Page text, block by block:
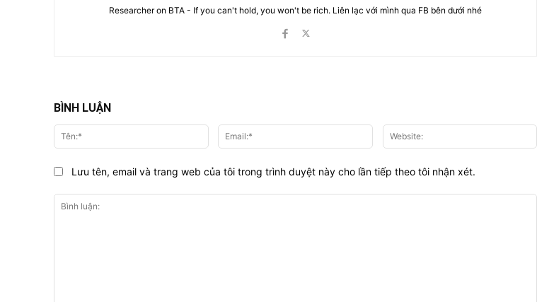
Researcher on BTA - If you can't hold, you won't be rich. Liên lạc với mình qua FB bên dưới nhé
BÌNH LUẬN
Tên:* Email:*
Lưu tên, email và trang web của tôi trong trình duyệt này cho lần tiếp theo tôi nhận xét.